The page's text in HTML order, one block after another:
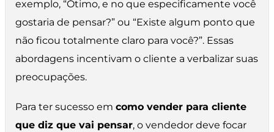
exemplo, “Ótimo, e no que especificamente você
gostaria de pensar?” ou “Existe algum ponto que
não ficou totalmente claro para você?”. Essas
abordagens incentivam o cliente a verbalizar suas
preocupações.
Para ter sucesso em como vender para cliente
que diz que vai pensar, o vendedor deve focar